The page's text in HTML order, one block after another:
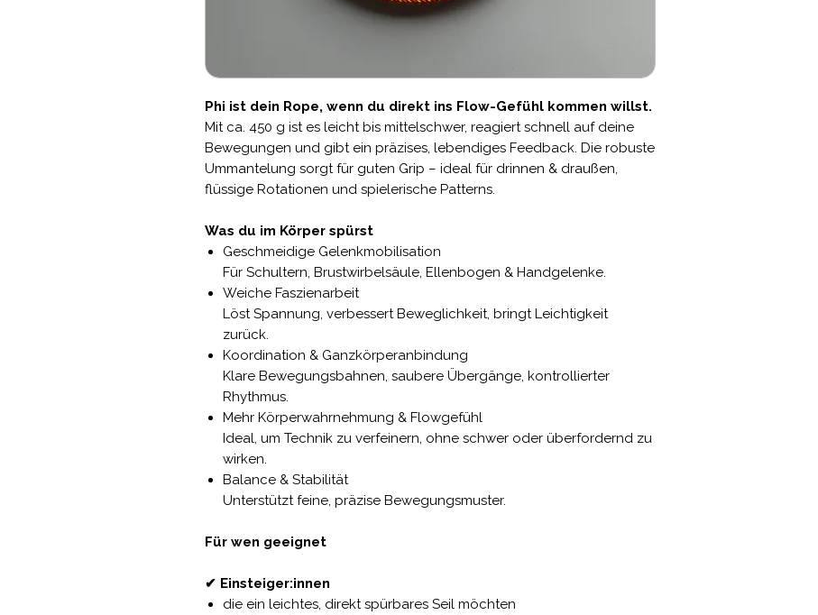
Phi ist dein Rope, wenn du direkt ins Flow-Gefühl kommen willst.
Mit ca. 450 g ist es leicht bis mittelschwer, reagiert schnell auf deine
Bewegungen und gibt ein präzises, lebendiges Feedback. Die robuste
Ummantelung sorgt für guten Grip – ideal für drinnen & draußen,
flüssige Rotationen und spielerische Patterns.
Was du im Körper spürst
Geschmeidige Gelenkmobilisation
Für Schultern, Brustwirbelsäule, Ellenbogen & Handgelenke.
Weiche Faszienarbeit
Löst Spannung, verbessert Beweglichkeit, bringt Leichtigkeit
zurück.
Koordination & Ganzkörperanbindung
Klare Bewegungsbahnen, saubere Übergänge, kontrollierter
Rhythmus.
Mehr Körperwahrnehmung & Flowgefühl
Ideal, um Technik zu verfeinern, ohne schwer oder überfordernd zu
wirken.
Balance & Stabilität
Unterstützt feine, präzise Bewegungsmuster.
Für wen geeignet
✔ Einsteiger:innen
die ein leichtes, direkt spürbares Seil möchten